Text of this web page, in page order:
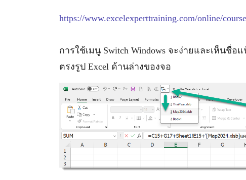
https://www.excelexperttraining.com/online/
การใช้เมนู Switch Windows จะง่ายและเห็นชื่
ตรงรูป Excel ด้านล่างของจอ